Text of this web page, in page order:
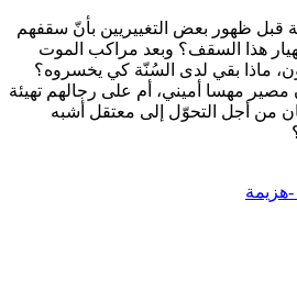
قبل ظهور بعض التغييريين بأنّ سقفهم
هذا السقف؟ وبعد مراكب الموت
ماذا بقي لدى السُنّة كي يخسروه؟
مهسا أميني، أم على رجالهم تهيئة
من أجل التحوّل إلى معتقل أشبه
هزيمة